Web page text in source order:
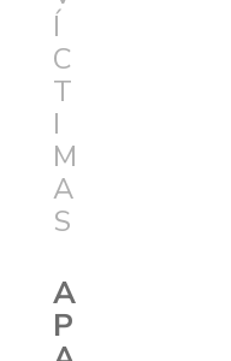
Í
C
T
I
M
A
S
A
P